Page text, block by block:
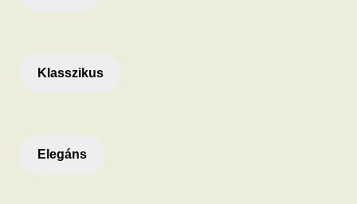
Klasszikus
Elegáns